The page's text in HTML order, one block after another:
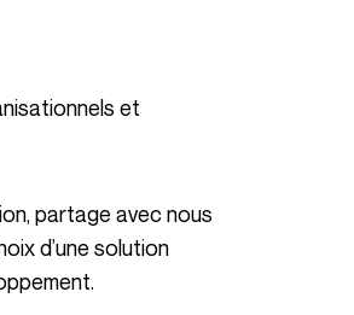
d’une solution